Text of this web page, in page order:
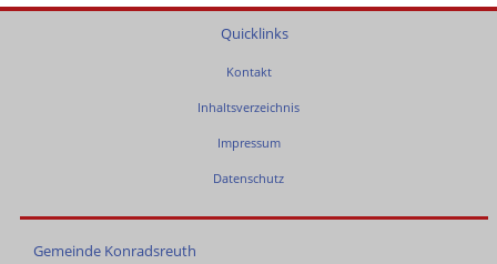
Quicklinks
Kontakt
Inhaltsverzeichnis
Impressum
Datenschutz
Gemeinde Konradsreuth